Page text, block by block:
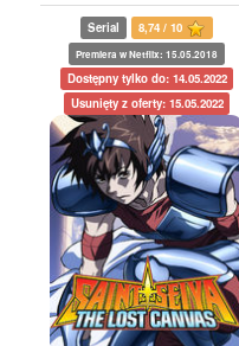
Serial 8,74 / 10
Premiera w Netflix: 15.05.2018
Dostępny tylko do: 14.05.2022
Usunięty z oferty: 15.05.2022